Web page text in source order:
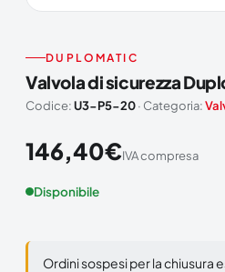
DUPLOMATIC
Valvola di sicurezza
Codice:U3-P5-20· Categoria:
146,40€IVA compresa
Disponibile
Ordini sospesi per la chiusura